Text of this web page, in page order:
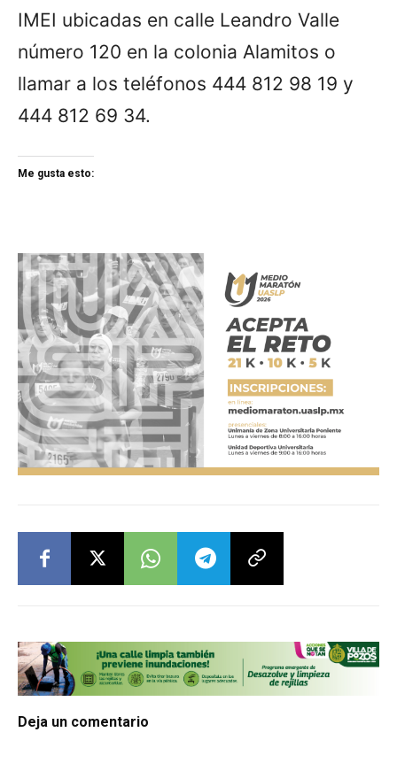
IMEI ubicadas en calle Leandro Valle
número 120 en la colonia Alamitos o
llamar a los teléfonos 444 812 98 19 y
444 812 69 34.
Me gusta esto:
Deja un comentario